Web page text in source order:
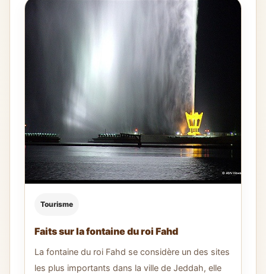
Tourisme
Faits sur la fontaine du roi Fahd
La fontaine du roi Fahd se considère un des sites
les plus importants dans la ville de Jeddah, elle